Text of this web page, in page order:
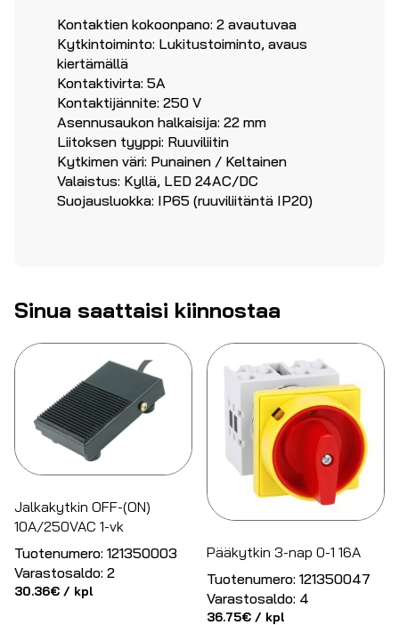
Kontaktien kokoonpano: 2 avautuvaa
Kytkintoiminto: Lukitustoiminto, avaus
kiertämällä
Kontaktivirta: 5A
Kontaktijännite: 250 V
Asennusaukon halkaisija: 22 mm
Liitoksen tyyppi: Ruuviliitin
Kytkimen väri: Punainen / Keltainen
Valaistus: Kyllä, LED 24AC/DC
Suojausluokka: IP65 (ruuviliitäntä IP20)
Sinua saattaisi kiinnostaa
Jalkakytkin OFF-(ON)
10A/250VAC 1-vk
Tuotenumero: 121350003
Varastosaldo: 2
30.36€ / kpl
Pääkytkin 3-nap 0-1 16A
Tuotenumero: 121350047
Varastosaldo: 4
36.75€ / kpl